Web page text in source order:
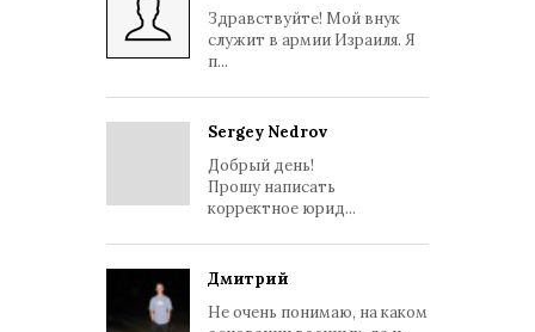
Здравствуйте! Мой внук
служит в армии Израиля. Я
п...
Sergey Nedrov
Добрый день!
Прошу написать
корректное юрид...
Дмитрий
Не очень понимаю, на каком